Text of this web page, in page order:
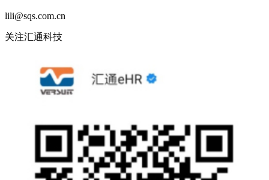
lili@sqs.com.cn
关注汇通科技